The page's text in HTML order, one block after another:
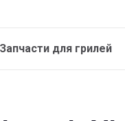
Запчасти для грилей